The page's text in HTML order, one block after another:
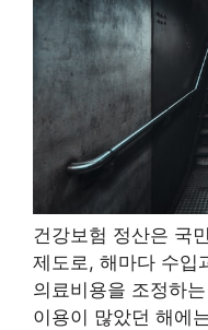
건강보험 정산은 국
제도로, 해마다 수입
의료비용을 조정하
이용이 많았던 해에